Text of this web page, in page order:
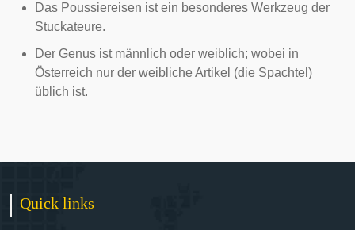
Das Poussiereisen ist ein besonderes Werkzeug der
Stuckateure.
Der Genus ist männlich oder weiblich; wobei in
Österreich nur der weibliche Artikel (die Spachtel)
üblich ist.
Quick links